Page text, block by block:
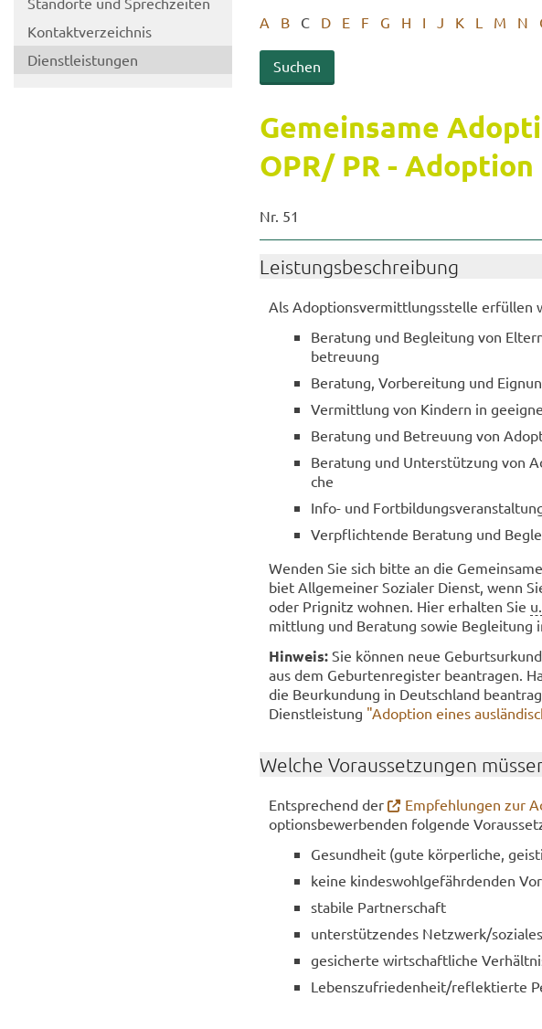
Kon­takt­ver­zeich­nis
Dienst­leis­tun­gen
A B C D E F G H I J K L M N
Ge­mein­sa­me
OPR/ PR -
Nr. 51
Leis­tungs­be­schrei­bung
Als Ad­op­ti­ons­ver­mitt­lungs­stel­le er­fül­len
Be­ra­tung und Be­glei­tung von
be­treu­ung
Be­ra­tung, Vor­be­rei­tung und
Ver­mitt­lung von Kin­dern in
Be­ra­tung und Be­treu­ung von
Be­ra­tung und Un­ter­stüt­zung von
che
Info- und
Ver­pflich­ten­de Be­ra­tung und
Wen­den Sie sich bitte an die
biet All­ge­mei­ner So­zia­ler Dienst, wenn
oder Pri­g­nitz woh­nen. Hier er­hal­ten Sie
mitt­lung und Be­ra­tung sowie
Hin­weis:Sie kön­nen neue
aus dem Ge­bur­ten­re­gis­ter be­an­tra­gen.
die Be­ur­kun­dung in Deutsch­land
Dienst­leis­tung "Ad­op­ti­on eines
Wel­che Vor­aus­set­zun­gen
Ent­spre­chend der Emp­feh­lun­gen zur
op­ti­ons­be­wer­ben­den fol­gen­de
Ge­sund­heit (gute kör­per­li­che,
keine kin­des­wohl­ge­fähr­den­den
sta­bi­le Part­ner­schaft
un­ter­stüt­zen­des Netz­werk/
ge­si­cher­te wirt­schaft­li­che
Le­bens­zu­frie­den­heit/re­flek­tier­te